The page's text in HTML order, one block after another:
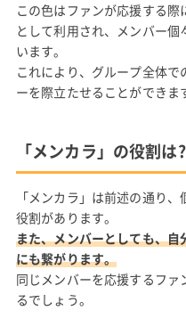
この色はファンが応援する
として利用され、メンバー
います。
これにより、グループ全体
ーを際立たせることができま
「メンカラ」の役割は?
「メンカラ」は前述の通り
役割があります。
また、メンバーとしても、
にも繋がります。
同じメンバーを応援するフ
るでしょう。